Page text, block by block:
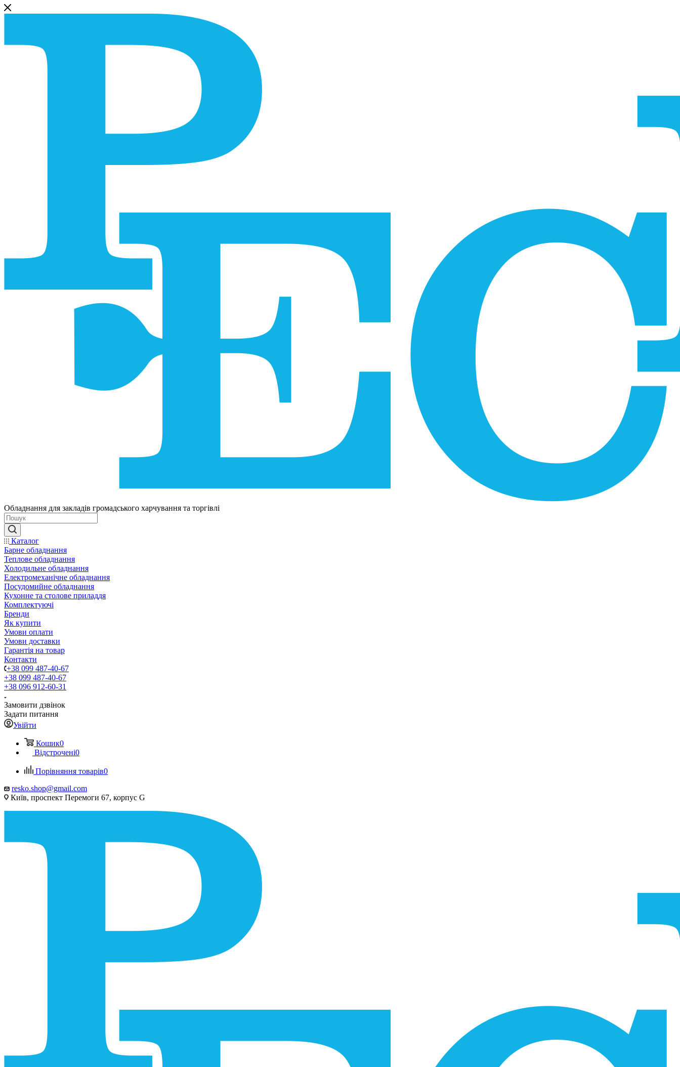
Обладнання для закладів громадського харчування та торгівлі
Каталог
Барне обладнання
Теплове обладнання
Холодильне обладнання
Електромеханічне обладнання
Посудомийне обладнання
Кухонне та столове приладдя
Комплектуючі
Бренди
Як купити
Умови оплати
Умови доставки
Гарантія на товар
Контакти
+38 099 487-40-67
+38 099 487-40-67
+38 096 912-60-31
Замовити дзвінок
Задати питання
Увійти
Кошик0
Відстрочені0
Порівняння товарів0
resko.shop@gmail.com
Київ, проспект Перемоги 67, корпус G